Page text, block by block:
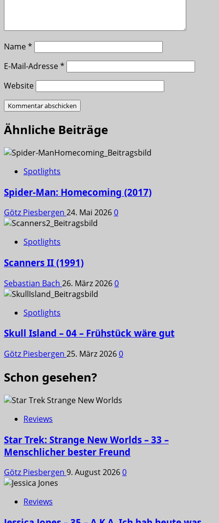
Name*
E-Mail-Adresse*
Website
Ähnliche Beiträge
Spotlights
Spider-Man: Homecoming (2017)
Götz Piesbergen 24. Mai 20260
Spotlights
Scanners II (1991)
Sebastian Bach 26. März 20260
Spotlights
Skull Island – 04 – Frühstück wäre gut
Götz Piesbergen 25. März 20260
Schon gesehen?
Reviews
Star Trek: Strange New Worlds – 33 –
Menschlicher bester Freund
Götz Piesbergen 9. August 20260
Reviews